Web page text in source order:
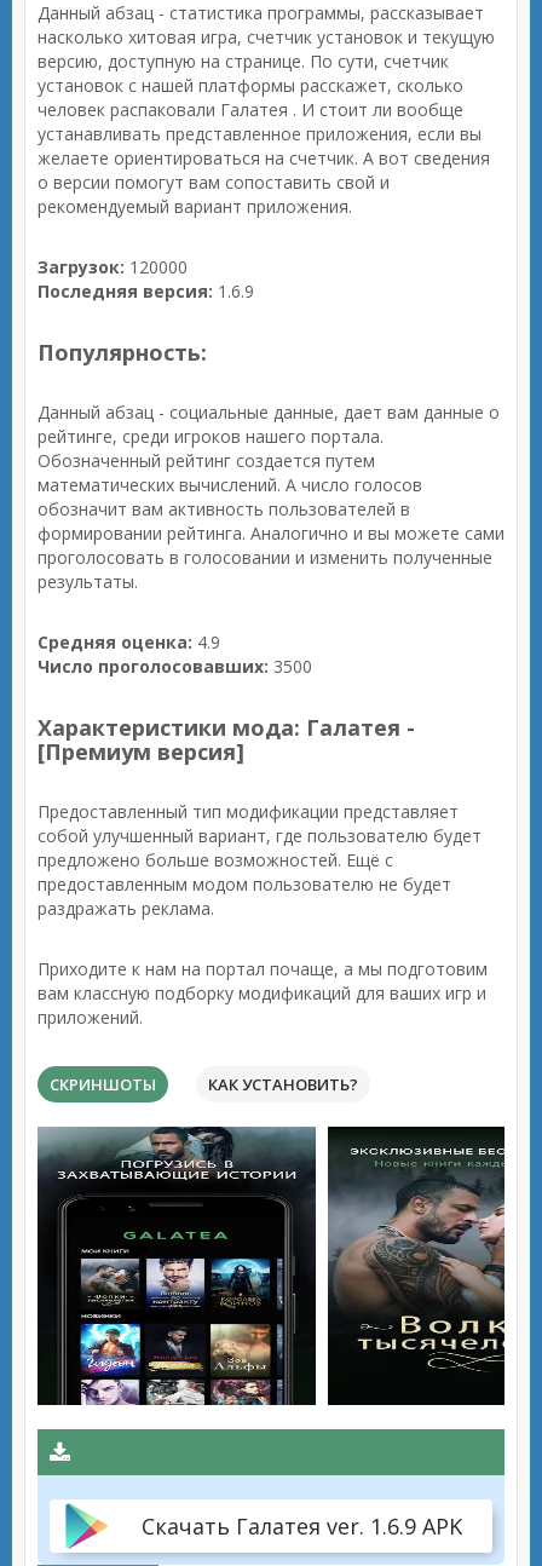
Данный абзац - статистика программы, рассказывает
насколько хитовая игра, счетчик установок и текущую
версию, доступную на странице. По сути, счетчик
установок с нашей платформы расскажет, сколько
человек распаковали Галатея . И стоит ли вообще
устанавливать представленное приложения, если вы
желаете ориентироваться на счетчик. А вот сведения
о версии помогут вам сопоставить свой и
рекомендуемый вариант приложения.
Загрузок: 120000
Последняя версия: 1.6.9
Популярность:
Данный абзац - социальные данные, дает вам данные о
рейтинге, среди игроков нашего портала.
Обозначенный рейтинг создается путем
математических вычислений. А число голосов
обозначит вам активность пользователей в
формировании рейтинга. Аналогично и вы можете сами
проголосовать в голосовании и изменить полученные
результаты.
Средняя оценка: 4.9
Число проголосовавших: 3500
Характеристики мода: Галатея -
[Премиум версия]
Предоставленный тип модификации представляет
собой улучшенный вариант, где пользователю будет
предложено больше возможностей. Ещё с
предоставленным модом пользователю не будет
раздражать реклама.
Приходите к нам на портал почаще, а мы подготовим
вам классную подборку модификаций для ваших игр и
приложений.
СКРИНШОТЫ КАК УСТАНОВИТЬ?
Скачать Галатея ver. 1.6.9 APK